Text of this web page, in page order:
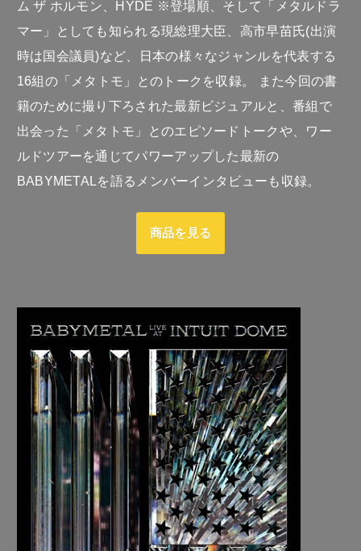
ム ザ ホルモン、HYDE ※登場順、そして「メタルドラ
マー」としても知られる現総理大臣、高市早苗氏(出演
時は国会議員)など、日本の様々なジャンルを代表する
16組の「メタトモ」とのトークを収録。 また今回の書
籍のために撮り下ろされた最新ビジュアルと、番組で
出会った「メタトモ」とのエピソードトークや、ワー
ルドツアーを通じてパワーアップした最新の
BABYMETALを語るメンバーインタビューも収録。
商品を見る